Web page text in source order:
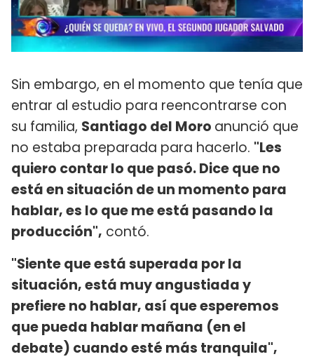
Sin embargo, en el momento que tenía que
entrar al estudio para reencontrarse con
su familia, Santiago del Moro anunció que
no estaba preparada para hacerlo. "Les
quiero contar lo que pasó. Dice que no
está en situación de un momento para
hablar, es lo que me está pasando la
producción", contó.
"Siente que está superada por la
situación, está muy angustiada y
prefiere no hablar, así que esperemos
que pueda hablar mañana (en el
debate) cuando esté más tranquila",